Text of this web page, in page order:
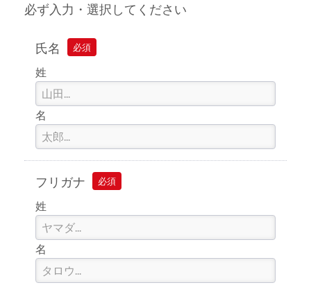
必ず入力・選択してください
氏名 必須
姓
名
フリガナ 必須
姓
名